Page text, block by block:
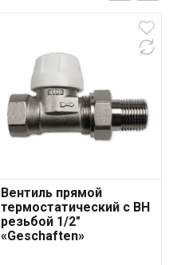
Вентиль прямой
термостатический с ВН
резьбой 1/2″
«Geschaften»